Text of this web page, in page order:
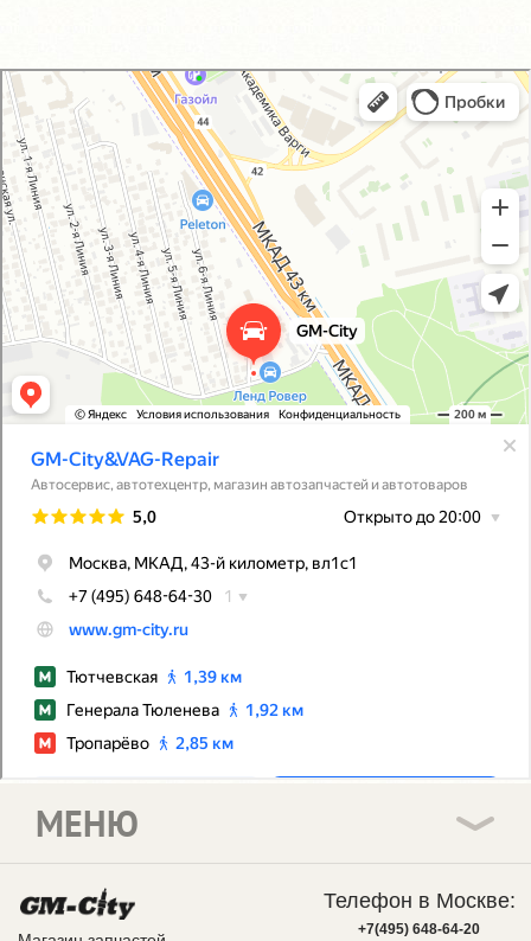
GM-City&VAG-Repair
Автосервис, автотехцентр в Москве
Магазин автозапчастей и автотоваров в Москве
МЕНЮ
Телефон в Москве:
+7(495) 648-64-20